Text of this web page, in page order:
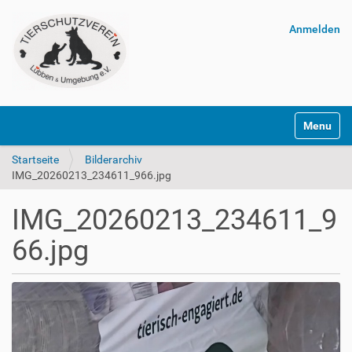
Anmelden
Startseite
Bilderarchiv
IMG_20260213_234611_966.jpg
IMG_20260213_234611_9
66.jpg